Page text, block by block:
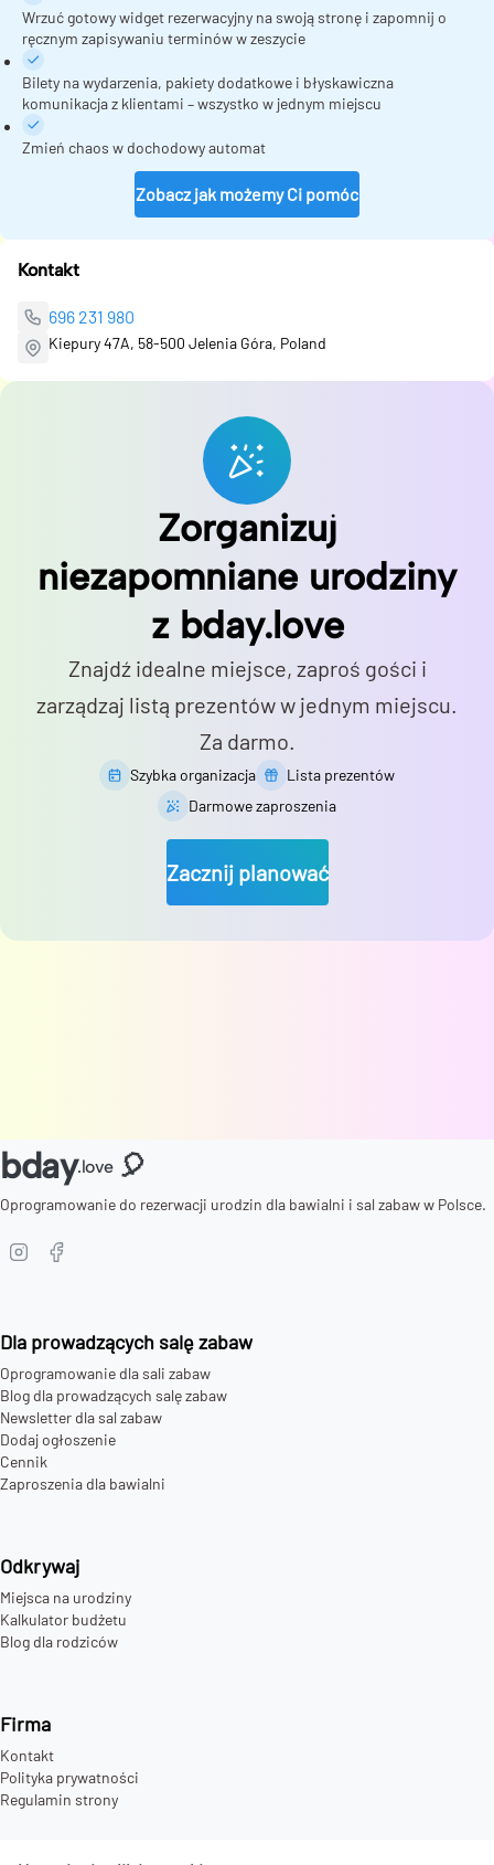
Wrzuć gotowy widget rezerwacyjny na swoją stronę i zapomnij o
ręcznym zapisywaniu terminów w zeszycie
Bilety na wydarzenia, pakiety dodatkowe i błyskawiczna
komunikacja z klientami – wszystko w jednym miejscu
Zmień chaos w dochodowy automat
Zobacz jak możemy Ci pomóc
Kontakt
696 231 980
Kiepury 47A, 58-500 Jelenia Góra, Poland
Zorganizuj
niezapomniane urodziny
z bday.love
Znajdź idealne miejsce, zaproś gości i
zarządzaj listą prezentów w jednym miejscu.
Za darmo.
Szybka organizacja
Lista prezentów
Darmowe zaproszenia
Zacznij planować
bday.love 🎈
Oprogramowanie do rezerwacji urodzin dla bawialni i sal zabaw w Polsce.
Dla prowadzących salę zabaw
Oprogramowanie dla sali zabaw
Blog dla prowadzących salę zabaw
Newsletter dla sal zabaw
Dodaj ogłoszenie
Cennik
Zaproszenia dla bawialni
Odkrywaj
Miejsca na urodziny
Kalkulator budżetu
Blog dla rodziców
Firma
Kontakt
Polityka prywatności
Regulamin strony